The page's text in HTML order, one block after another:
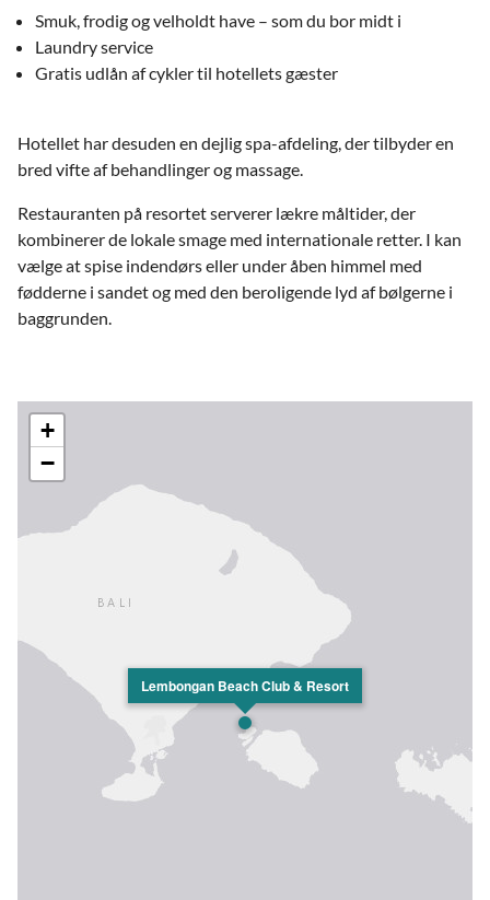
Smuk, frodig og velholdt have – som du bor midt i
Laundry service
Gratis udlån af cykler til hotellets gæster
Hotellet har desuden en dejlig spa-afdeling, der tilbyder en
bred vifte af behandlinger og massage.
Restauranten på resortet serverer lækre måltider, der
kombinerer de lokale smage med internationale retter. I kan
vælge at spise indendørs eller under åben himmel med
fødderne i sandet og med den beroligende lyd af bølgerne i
baggrunden.
Lembongan Beach Club & Resort
+
−